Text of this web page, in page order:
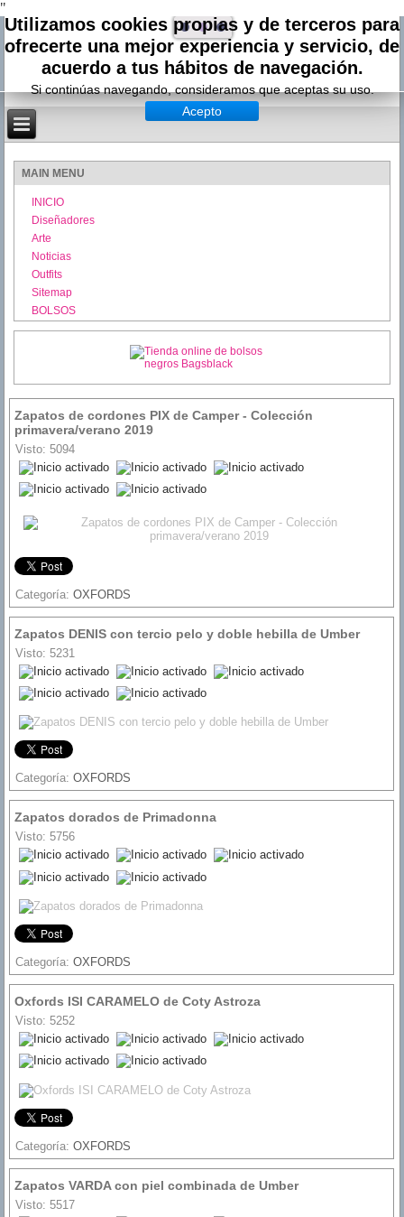
"
Utilizamos cookies propias y de terceros para
ofrecerte una mejor experiencia y servicio, de
acuerdo a tus hábitos de navegación.
Si continúas navegando, consideramos que aceptas su uso.
Acepto
MAIN MENU
INICIO
Diseñadores
Arte
Noticias
Outfits
Sitemap
BOLSOS
Zapatos de cordones PIX de Camper - Colección
primavera/verano 2019
Visto: 5094
Ratio:5/5
Categoría:OXFORDS
Zapatos DENIS con tercio pelo y doble hebilla de Umber
Visto: 5231
Ratio:5/5
Categoría:OXFORDS
Zapatos dorados de Primadonna
Visto: 5756
Ratio:5/5
Categoría:OXFORDS
Oxfords ISI CARAMELO de Coty Astroza
Visto: 5252
Ratio:5/5
Categoría:OXFORDS
Zapatos VARDA con piel combinada de Umber
Visto: 5517